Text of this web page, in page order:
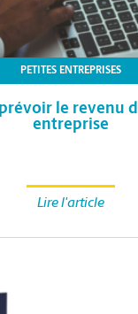
PETITES ENTREPRISES
le revenu
entreprise
Lire l'article